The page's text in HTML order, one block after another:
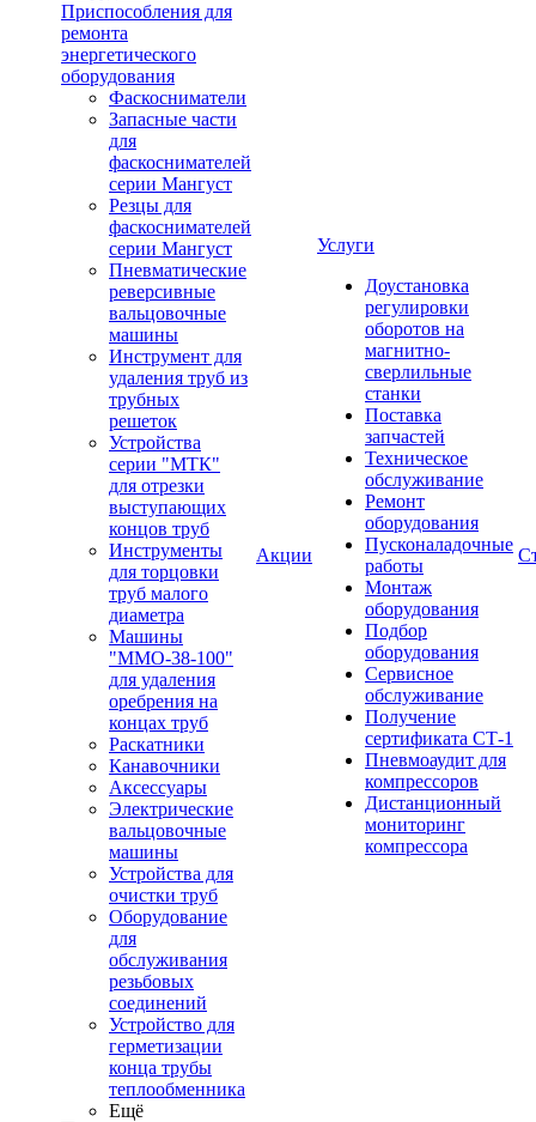
Приспособления для
ремонта
энергетического
оборудования
Фаскосниматели
Запасные части
для
фаскоснимателей
серии Мангуст
Резцы для
фаскоснимателей
серии Мангуст
Пневматические
реверсивные
вальцовочные
машины
Инструмент для
удаления труб из
трубных
решеток
Устройства
серии "МТК"
для отрезки
выступающих
концов труб
Инструменты
для торцовки
труб малого
диаметра
Машины
"ММО-38-100"
для удаления
оребрения на
концах труб
Раскатники
Канавочники
Аксессуары
Электрические
вальцовочные
машины
Устройства для
очистки труб
Оборудование
для
обслуживания
резьбовых
соединений
Устройство для
герметизации
конца трубы
теплообменника
Ещё
Акции
Услуги
Доустановка
регулировки
оборотов на
магнитно-
сверлильные
станки
Поставка
запчастей
Техническое
обслуживание
Ремонт
оборудования
Пусконаладочные
работы
Монтаж
оборудования
Подбор
оборудования
Сервисное
обслуживание
Получение
сертификата СТ-1
Пневмоаудит для
компрессоров
Дистанционный
мониторинг
компрессора